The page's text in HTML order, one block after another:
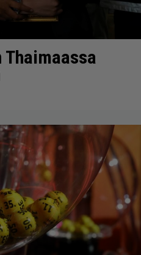
Thaimaassa